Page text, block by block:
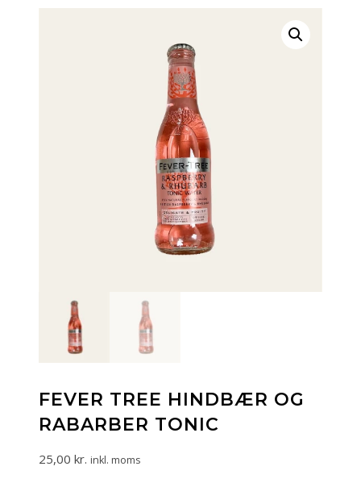
FEVER TREE HINDBÆR OG
RABARBER TONIC
25,00 kr. inkl. moms